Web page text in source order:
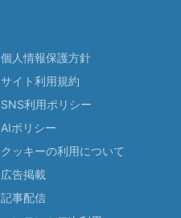
個人情報保護方針
サイト利用規約
SNS利用ポリシー
AIポリシー
クッキーの利用について
広告掲載
記事配信